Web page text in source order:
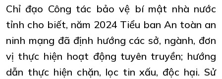
Chỉ đạo Công tác bảo vệ bí mật nhà nước
tỉnh cho biết, năm 2024 Tiểu ban An toàn an
ninh mạng đã định hướng các sở, ngành, đơn
vị thực hiện hoạt động tuyên truyền; hướng
dẫn thực hiện chặn, lọc tin xấu, độc hại. Sử